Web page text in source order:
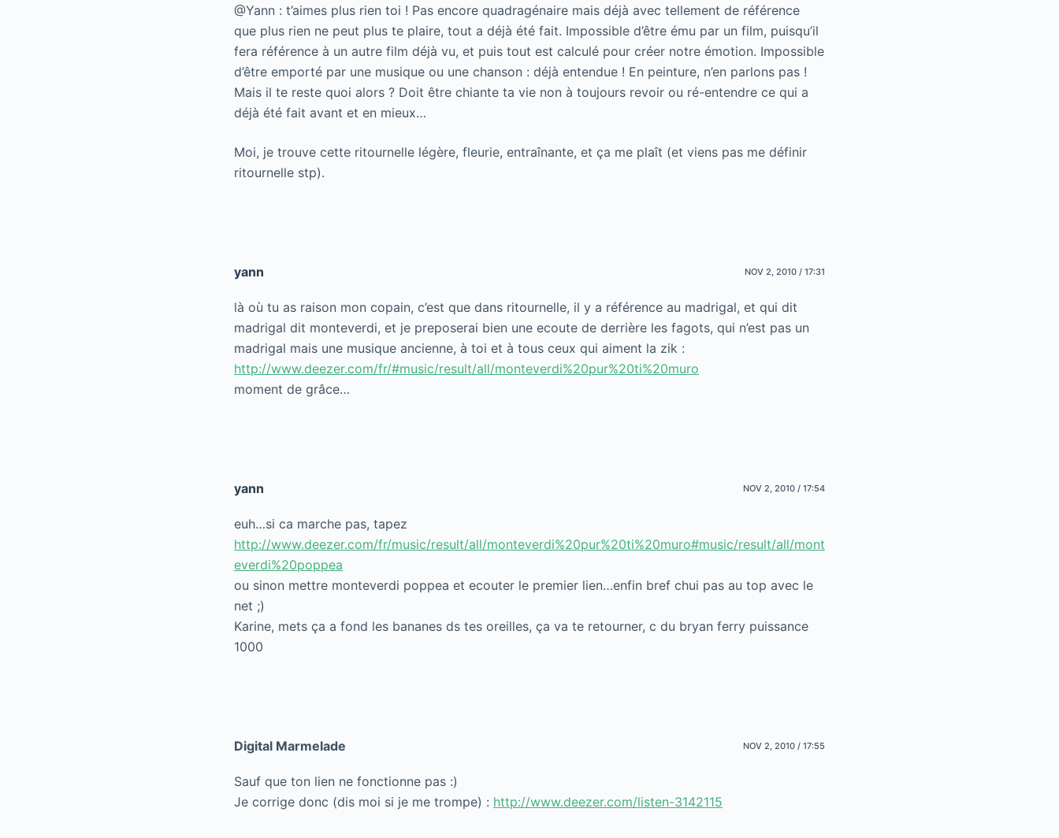
@Yann : t’aimes plus rien toi ! Pas encore quadragénaire mais déjà avec tellement de référence
que plus rien ne peut plus te plaire, tout a déjà été fait. Impossible d’être ému par un film, puisqu’il
fera référence à un autre film déjà vu, et puis tout est calculé pour créer notre émotion. Impossible
d’être emporté par une musique ou une chanson : déjà entendue ! En peinture, n’en parlons pas !
Mais il te reste quoi alors ? Doit être chiante ta vie non à toujours revoir ou ré-entendre ce qui a
déjà été fait avant et en mieux…
Moi, je trouve cette ritournelle légère, fleurie, entraînante, et ça me plaît (et viens pas me définir
ritournelle stp).
yann NOV 2, 2010 / 17:31
là où tu as raison mon copain, c’est que dans ritournelle, il y a référence au madrigal, et qui dit
madrigal dit monteverdi, et je preposerai bien une ecoute de derrière les fagots, qui n’est pas un
madrigal mais une musique ancienne, à toi et à tous ceux qui aiment la zik :
http://www.deezer.com/fr/#music/result/all/monteverdi%20pur%20ti%20muro
moment de grâce…
yann NOV 2, 2010 / 17:54
euh…si ca marche pas, tapez
http://www.deezer.com/fr/music/result/all/monteverdi%20pur%20ti%20muro#music/result/all/mont
everdi%20poppea
ou sinon mettre monteverdi poppea et ecouter le premier lien…enfin bref chui pas au top avec le
net ;)
Karine, mets ça a fond les bananes ds tes oreilles, ça va te retourner, c du bryan ferry puissance
1000
Digital Marmelade NOV 2, 2010 / 17:55
Sauf que ton lien ne fonctionne pas :)
Je corrige donc (dis moi si je me trompe) : http://www.deezer.com/listen-3142115